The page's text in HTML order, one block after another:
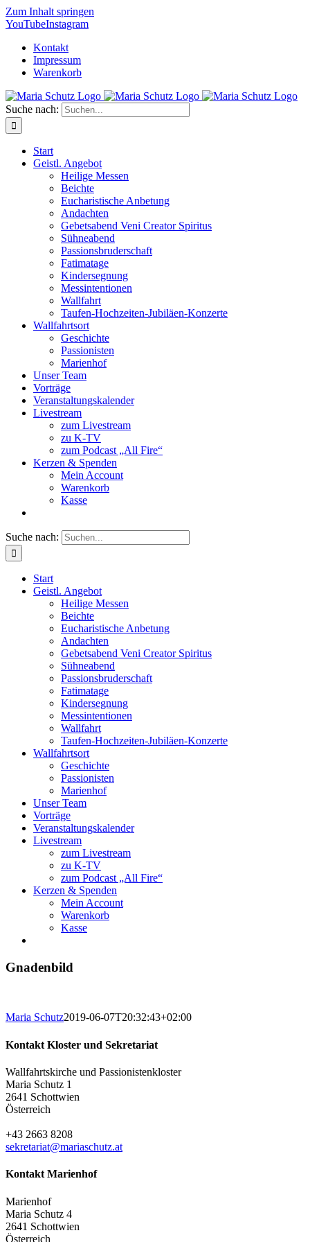
Zum Inhalt springen
YouTubeInstagram
Kontakt
Impressum
Warenkorb
Suche nach:
Start
Geistl. Angebot
Heilige Messen
Beichte
Eucharistische Anbetung
Andachten
Gebetsabend Veni Creator Spiritus
Sühneabend
Passionsbruderschaft
Fatimatage
Kindersegnung
Messintentionen
Wallfahrt
Taufen-Hochzeiten-Jubiläen-Konzerte
Wallfahrtsort
Geschichte
Passionisten
Marienhof
Unser Team
Vorträge
Veranstaltungskalender
Livestream
zum Livestream
zu K-TV
zum Podcast „All Fire“
Kerzen & Spenden
Mein Account
Warenkorb
Kasse
Suche nach:
Start
Geistl. Angebot
Heilige Messen
Beichte
Eucharistische Anbetung
Andachten
Gebetsabend Veni Creator Spiritus
Sühneabend
Passionsbruderschaft
Fatimatage
Kindersegnung
Messintentionen
Wallfahrt
Taufen-Hochzeiten-Jubiläen-Konzerte
Wallfahrtsort
Geschichte
Passionisten
Marienhof
Unser Team
Vorträge
Veranstaltungskalender
Livestream
zum Livestream
zu K-TV
zum Podcast „All Fire“
Kerzen & Spenden
Mein Account
Warenkorb
Kasse
Gnadenbild
Maria Schutz2019-06-07T20:32:43+02:00
Kontakt Kloster und Sekretariat
Wallfahrtskirche und Passionistenkloster
Maria Schutz 1
2641 Schottwien
Österreich
+43 2663 8208
sekretariat@mariaschutz.at
Kontakt Marienhof
Marienhof
Maria Schutz 4
2641 Schottwien
Österreich